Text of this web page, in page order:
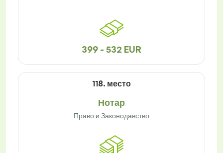
399 - 532 EUR
118. место
Нотар
Право и Законодавство